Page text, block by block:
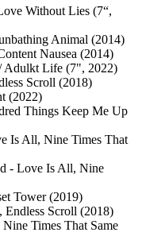
Without Lies (7“,
Animal (2014)
Nausea (2014)
Life (7", 2022)
Scroll (2018)
(2022)
Things Keep Me Up
Is All, Nine Times That
- Love Is All, Nine
Tower (2019)
Scroll (2018)
Times That Same